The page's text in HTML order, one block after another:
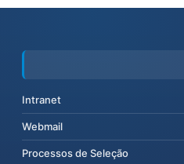
Intranet
Webmail
Processos de Seleção